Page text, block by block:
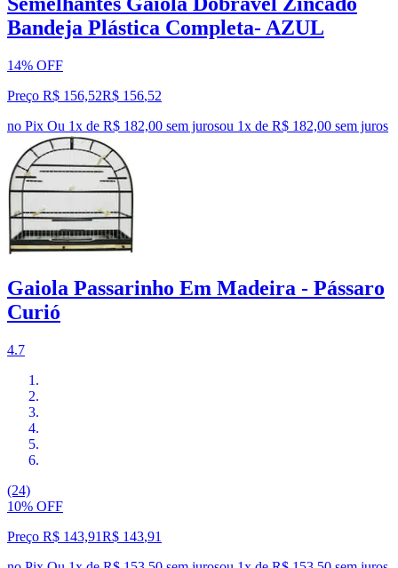
Bandeja Plástica Completa- AZUL
14% OFF
Preço R$ 156,52R$ 156,52
no Pix Ou 1x de R$ 182,00 sem jurosou 1x de R$ 182,00 sem juros
Gaiola Passarinho Em Madeira - Pássaro
Curió
4.7
(24)
10% OFF
Preço R$ 143,91R$ 143,91